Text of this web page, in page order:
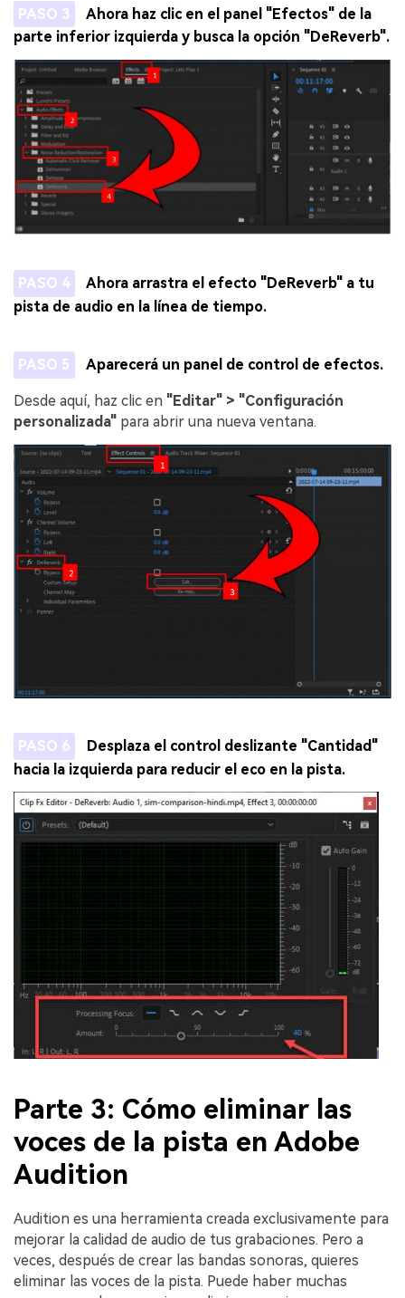
PASO 3
Ahora haz clic en el panel "Efectos" de la
parte inferior izquierda y busca la opción "DeReverb".
PASO 4
Ahora arrastra el efecto "DeReverb" a tu
pista de audio en la línea de tiempo.
PASO 5 Aparecerá un panel de control de efectos.
Desde aquí, haz clic en "Editar" > "Configuración
personalizada" para abrir una nueva ventana.
PASO 6
Desplaza el control deslizante "Cantidad"
hacia la izquierda para reducir el eco en la pista.
Parte 3: Cómo eliminar las
voces de la pista en Adobe
Audition
Audition es una herramienta creada exclusivamente para
mejorar la calidad de audio de tus grabaciones. Pero a
veces, después de crear las bandas sonoras, quieres
eliminar las voces de la pista. Puede haber muchas